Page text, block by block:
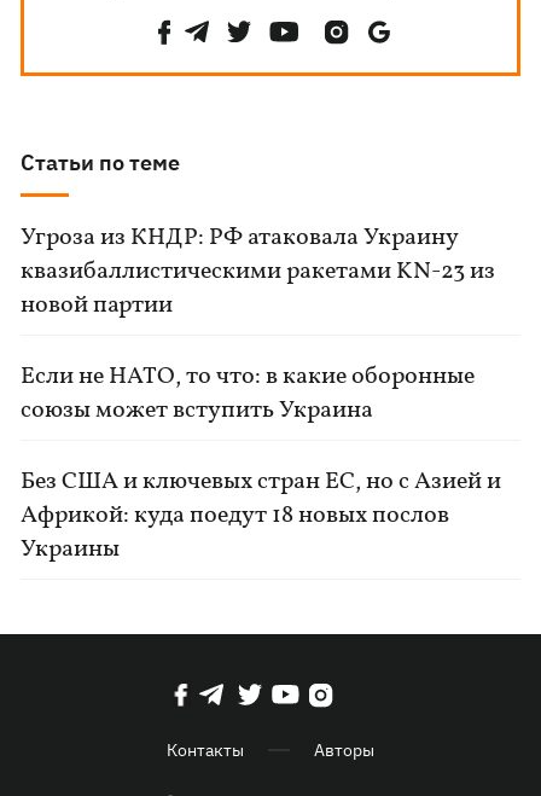
Статьи по теме
Угроза из КНДР: РФ атаковала Украину
квазибаллистическими ракетами KN-23 из
новой партии
Если не НАТО, то что: в какие оборонные
союзы может вступить Украина
Без США и ключевых стран ЕС, но с Азией и
Африкой: куда поедут 18 новых послов
Украины
Контакты Авторы